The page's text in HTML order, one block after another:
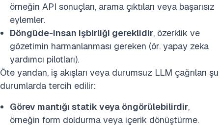
örneğin API sonuçları, arama çıktıları veya başarısız
eylemler.
Döngüde-insan işbirliği gereklidir, özerklik ve
gözetimin harmanlanması gereken (ör. yapay zeka
yardımcı pilotları).
Öte yandan, iş akışları veya durumsuz LLM çağrıları şu
durumlarda tercih edilir:
Görev mantığı statik veya öngörülebilirdir,
örneğin form doldurma veya içerik dönüştürme.